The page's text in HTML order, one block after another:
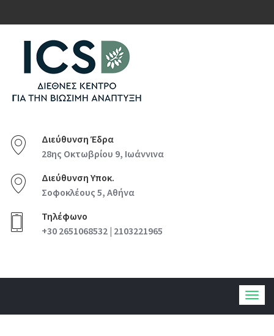
Διεύθυνση Έδρα
28ης Οκτωβρίου 9, Ιωάννινα
Διεύθυνση Υποκ.
Σοφοκλέους 5, Αθήνα
Τηλέφωνο
+30 2651068532 | 2103221965